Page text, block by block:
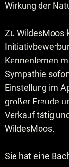
Wirkung der
Zu WildesMoos
Kennenlernen
Sympathie
Einstellung im
großer Freude
Verkauf tätig
WildesMoos.
Sie hat eine